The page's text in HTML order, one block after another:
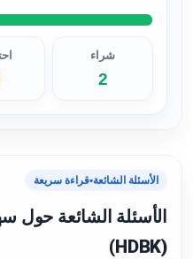
شراء
2
الأسئلة الشائعة•قراءة سريعة
الأسئلة الشائعة حول
(HDBK)